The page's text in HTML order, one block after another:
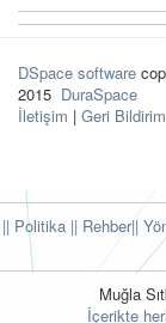
DSpace software
2015 DuraSpace
İletişim | Geri Bildirim
|| Politika || Rehber||
Muğla
İçerikte